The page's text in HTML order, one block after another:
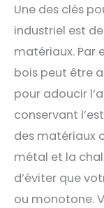
Une des clés
industriel est
matériaux. Par
bois peut être
pour adoucir
conservant
des matériaux
métal et la
d’éviter que
ou monotone.